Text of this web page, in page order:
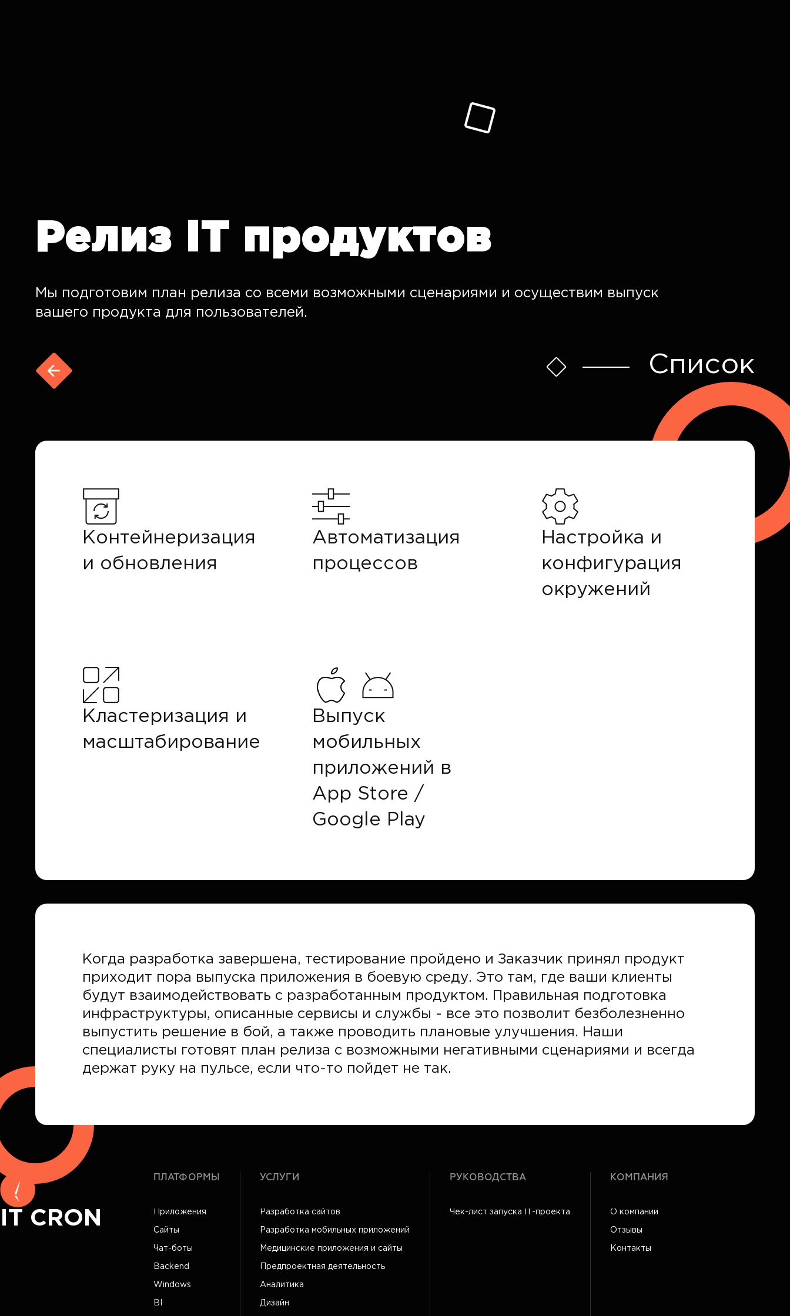
Релиз IT продуктов
Мы подготовим план релиза со всеми возможными сценариями и осуществим выпуск
вашего продукта для пользователей.
Список
Контейнеризация
и обновления
Автоматизация
процессов
Настройка и
конфигурация
окружений
Кластеризация и
масштабирование
Выпуск
мобильных
приложений в
App Store /
Google Play
Когда разработка завершена, тестирование пройдено и Заказчик принял продукт
приходит пора выпуска приложения в боевую среду. Это там, где ваши клиенты
будут взаимодействовать с разработанным продуктом. Правильная подготовка
инфраструктуры, описанные сервисы и службы - все это позволит безболезненно
выпустить решение в бой, а также проводить плановые улучшения. Наши
специалисты готовят план релиза с возможными негативными сценариями и всегда
держат руку на пульсе, если что-то пойдет не так.
IT CRON
ПЛАТФОРМЫ
Приложения
Сайты
Чат-боты
Backend
Windows
BI
УСЛУГИ
Разработка сайтов
Разработка мобильных приложений
Медицинские приложения и сайты
Предпроектная деятельность
Аналитика
Дизайн
РУКОВОДСТВА
Чек-лист запуска IT-проекта
КОМПАНИЯ
О компании
Отзывы
Контакты